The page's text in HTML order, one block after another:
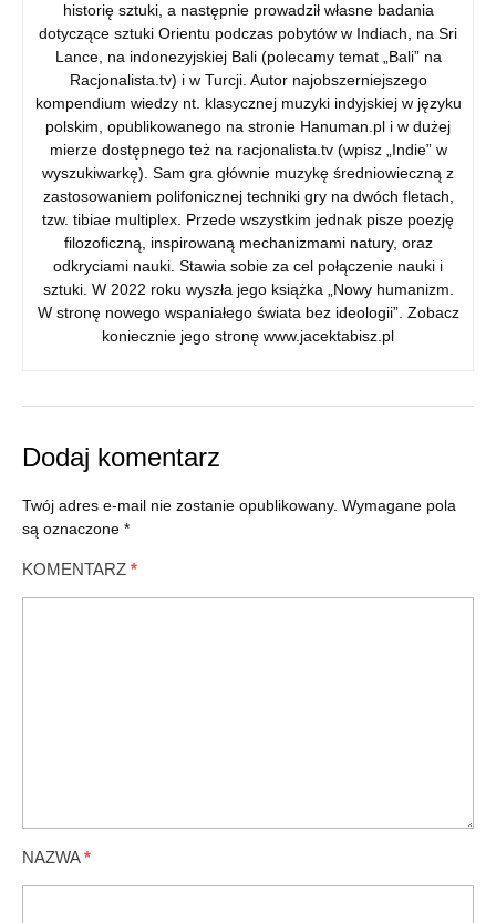
historię sztuki, a następnie prowadził własne badania
dotyczące sztuki Orientu podczas pobytów w Indiach, na Sri
Lance, na indonezyjskiej Bali (polecamy temat „Bali” na
Racjonalista.tv) i w Turcji. Autor najobszerniejszego
kompendium wiedzy nt. klasycznej muzyki indyjskiej w języku
polskim, opublikowanego na stronie Hanuman.pl i w dużej
mierze dostępnego też na racjonalista.tv (wpisz „Indie” w
wyszukiwarkę). Sam gra głównie muzykę średniowieczną z
zastosowaniem polifonicznej techniki gry na dwóch fletach,
tzw. tibiae multiplex. Przede wszystkim jednak pisze poezję
filozoficzną, inspirowaną mechanizmami natury, oraz
odkryciami nauki. Stawia sobie za cel połączenie nauki i
sztuki. W 2022 roku wyszła jego książka „Nowy humanizm.
W stronę nowego wspaniałego świata bez ideologii”. Zobacz
koniecznie jego stronę www.jacektabisz.pl
Dodaj komentarz
Twój adres e-mail nie zostanie opublikowany. Wymagane pola
są oznaczone *
KOMENTARZ *
NAZWA*